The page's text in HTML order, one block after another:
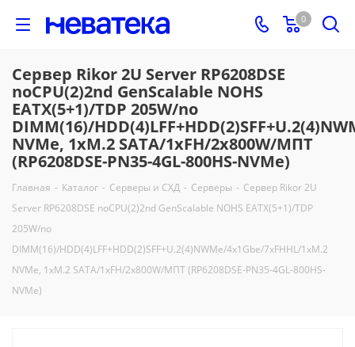
0
Сервер Rikor 2U Server RP6208DSE
noCPU(2)2nd GenScalable NOHS
EATX(5+1)/TDP 205W/no
DIMM(16)/
NVMe, 1xM.2 SATA/1xFH/2x800W/МПТ
(RP6208DSE-PN35-4GL-800HS-NVMe)
Главная - Каталог - Серверы и СХД - Серверы - Сервер Rikor 2U
Server RP6208DSE noCPU(2)2nd GenScalable NOHS EATX(5+1)/TDP
205W/no
DIMM(16)/HDD(4)LFF+HDD(2)SFF+U.2(4)NWMe/4x1Gbe/7xFHHL/1xM.2
NVMe, 1xM.2 SATA/1xFH/2x800W/МПТ (RP6208DSE-PN35-4GL-800HS-
NVMe)